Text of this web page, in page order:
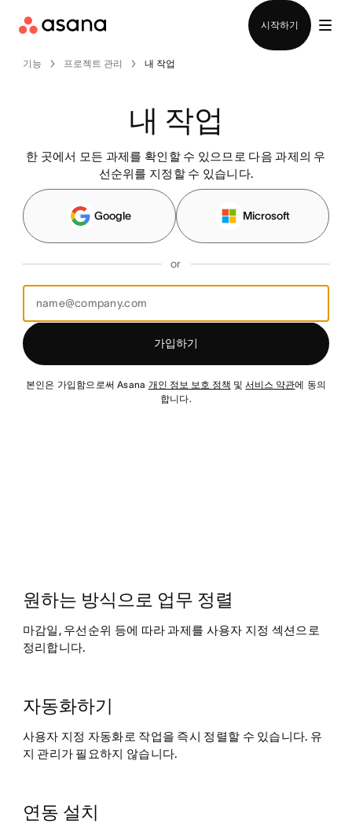
시작하기
기능 프로젝트 관리 내 작업
내 작업
한 곳에서 모든 과제를 확인할 수 있으므로 다음 과제의 우
선순위를 지정할 수 있습니다.
Google Microsoft
or
가입하기
본인은 가입함으로써 Asana 개인 정보 보호 정책 및서비스 약관에 동의
합니다.
원하는 방식으로 업무 정렬
마감일, 우선순위 등에 따라 과제를 사용자 지정 섹션으로
정리합니다.
자동화하기
사용자 지정 자동화로 작업을 즉시 정렬할 수 있습니다. 유
지 관리가 필요하지 않습니다.
연동 설치